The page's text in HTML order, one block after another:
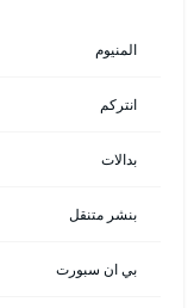
المنيوم
انتركم
بدالات
بنشر متنقل
بي ان سبورت